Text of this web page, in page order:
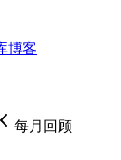
博客
每月回顾